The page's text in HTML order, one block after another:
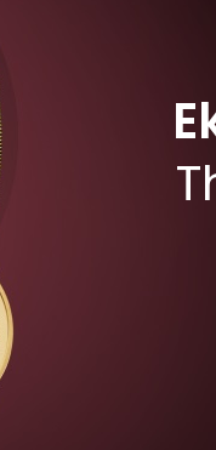
Złota
Barbie
© 2019 Mattel